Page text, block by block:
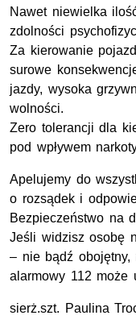
Nawet niewielka
zdolności
Za kierowanie
surowe
jazdy, wysoka
wolności.
Zero tolerancji dla
pod wpływem
Apelujemy do
o rozsądek i
Bezpieczeństwo na
Jeśli widzisz osobę
– nie bądź obojętny,
alarmowy 112 może
sierż.szt. Paulina